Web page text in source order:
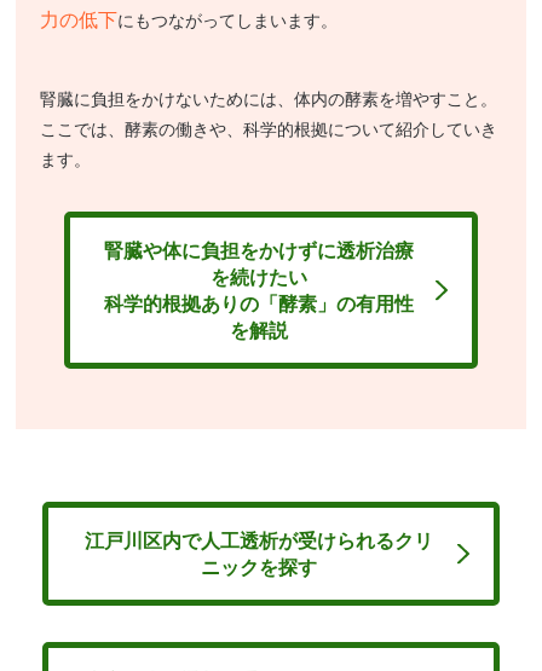
力の低下にもつながってしまいます。
腎臓に負担をかけないためには、体内の酵素を増やすこと。
ここでは、酵素の働きや、科学的根拠について紹介していき
ます。
腎臓や体に負担をかけずに透析治療
を続けたい
科学的根拠ありの「酵素」の有用性
を解説
江戸川区内で人工透析が受けられるクリ
ニックを探す